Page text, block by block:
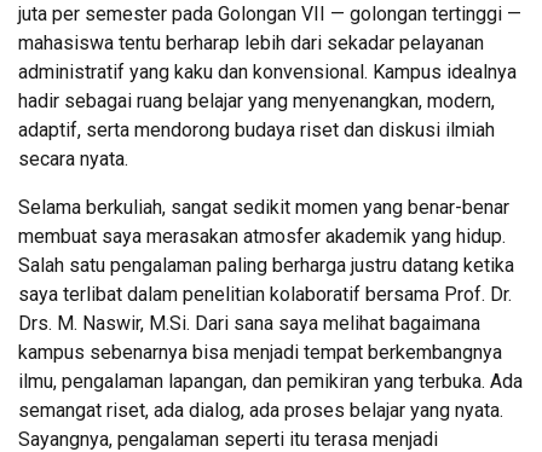
juta per semester pada Golongan VII — golongan tertinggi —
mahasiswa tentu berharap lebih dari sekadar pelayanan
administratif yang kaku dan konvensional. Kampus idealnya
hadir sebagai ruang belajar yang menyenangkan, modern,
adaptif, serta mendorong budaya riset dan diskusi ilmiah
secara nyata.
Selama berkuliah, sangat sedikit momen yang benar-benar
membuat saya merasakan atmosfer akademik yang hidup.
Salah satu pengalaman paling berharga justru datang ketika
saya terlibat dalam penelitian kolaboratif bersama Prof. Dr.
Drs. M. Naswir, M.Si. Dari sana saya melihat bagaimana
kampus sebenarnya bisa menjadi tempat berkembangnya
ilmu, pengalaman lapangan, dan pemikiran yang terbuka. Ada
semangat riset, ada dialog, ada proses belajar yang nyata.
Sayangnya, pengalaman seperti itu terasa menjadi